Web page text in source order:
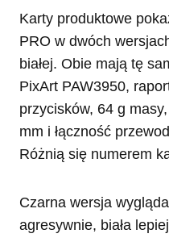
Karty produktowe
PRO w dwóch
białej. Obie mają tę
PixArt PAW3950,
przycisków, 64 g
mm i łączność
Różnią się numerem
Czarna wersja
agresywnie, biała